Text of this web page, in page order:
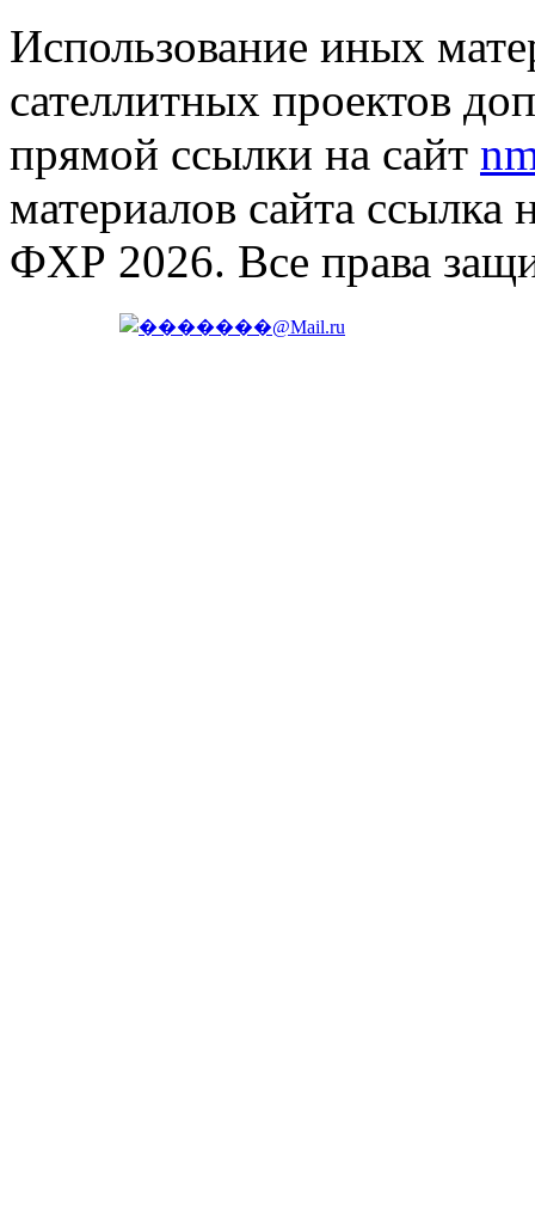
Использование иных
сателлитных проектов
прямой ссылки на сайт
материалов сайта ссылка
ФХР 2026. Все права